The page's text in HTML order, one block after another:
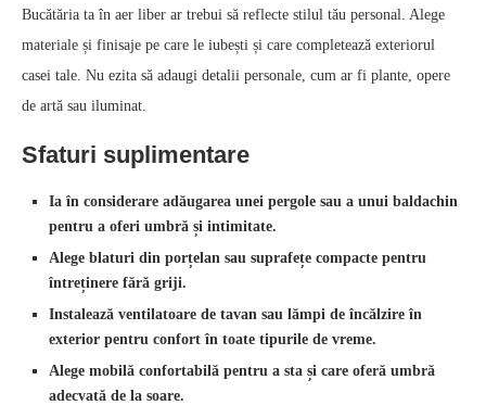
Bucătăria ta în aer liber ar trebui să reflecte stilul tău personal. Alege
materiale și finisaje pe care le iubești și care completează exteriorul
casei tale. Nu ezita să adaugi detalii personale, cum ar fi plante, opere
de artă sau iluminat.
Sfaturi suplimentare
Ia în considerare adăugarea unei pergole sau a unui baldachin
pentru a oferi umbră și intimitate.
Alege blaturi din porțelan sau suprafețe compacte pentru
întreținere fără griji.
Instalează ventilatoare de tavan sau lămpi de încălzire în
exterior pentru confort în toate tipurile de vreme.
Alege mobilă confortabilă pentru a sta și care oferă umbră
adecvată de la soare.